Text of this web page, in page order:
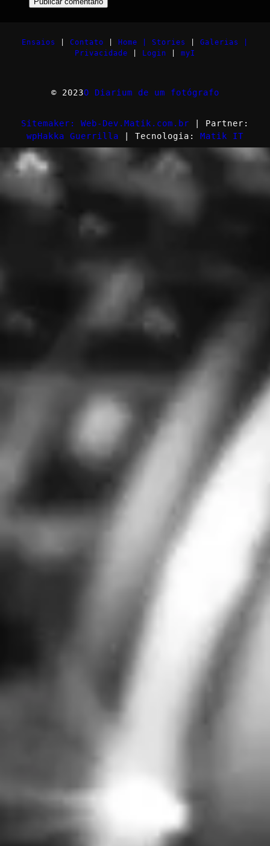
Ensaios Contato Home | Stories
Galerias |
Privacidade
Login myI
© 2023O Diarium de um fotógrafo
Sitemaker: Web-Dev.Matik.com.br | Partner:
wpHakka Guerrilla | Tecnologia: Matik IT